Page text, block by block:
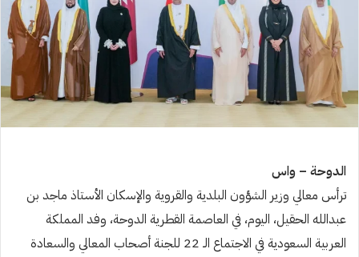
الدوحة – واس
ترأس معالي وزير الشؤون البلدية والقروية والإسكان الأستاذ ماجد بن
عبدالله الحقيل، اليوم، في العاصمة القطرية الدوحة، وفد المملكة
العربية السعودية في الاجتماع الـ 22 للجنة أصحاب المعالي والسعادة